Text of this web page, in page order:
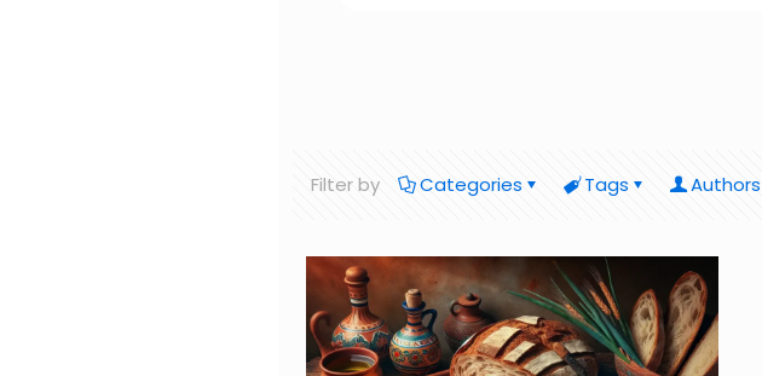
Filter by Categories Tags Authors